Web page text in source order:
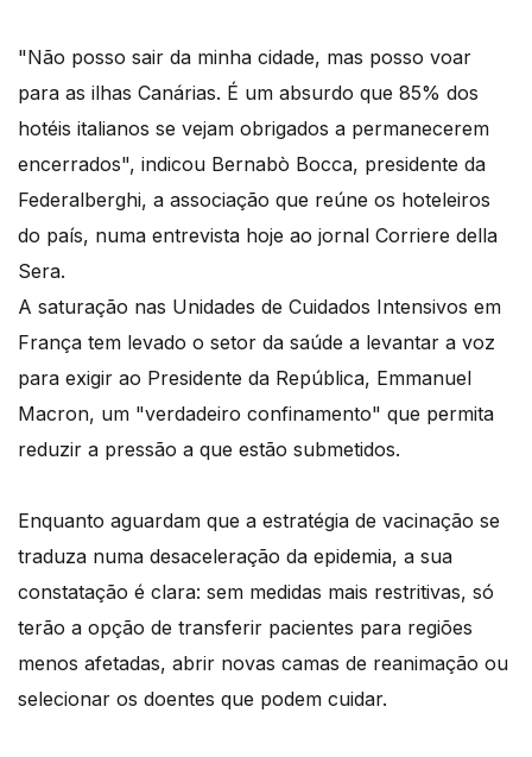
"Não posso sair da minha cidade, mas posso voar
para as ilhas Canárias. É um absurdo que 85% dos
hotéis italianos se vejam obrigados a permanecerem
encerrados", indicou Bernabò Bocca, presidente da
Federalberghi, a associação que reúne os hoteleiros
do país, numa entrevista hoje ao jornal Corriere della
Sera.
A saturação nas Unidades de Cuidados Intensivos em
França tem levado o setor da saúde a levantar a voz
para exigir ao Presidente da República, Emmanuel
Macron, um "verdadeiro confinamento" que permita
reduzir a pressão a que estão submetidos.
Enquanto aguardam que a estratégia de vacinação se
traduza numa desaceleração da epidemia, a sua
constatação é clara: sem medidas mais restritivas, só
terão a opção de transferir pacientes para regiões
menos afetadas, abrir novas camas de reanimação ou
selecionar os doentes que podem cuidar.